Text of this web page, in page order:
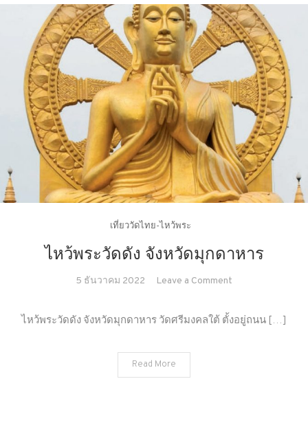
เที่ยววัดไทย-ไหว้พระ
ไหว้พระวัดดัง จังหวัดมุกดาหาร
5 ธันวาคม 2022 Leave a Comment
พระ
ไหว้พระวัดดัง จังหวัดมุกดาหาร วัดศรีมงคลใต้ ตั้งอยู่ถนน […]
Read More